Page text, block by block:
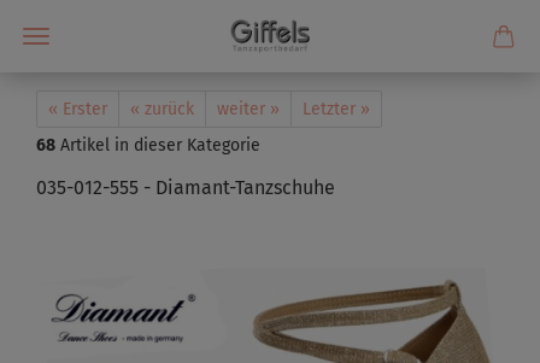
« Erster « zurück weiter »
Letzter »
68 Artikel in dieser Kategorie
035-012-555 - Diamant-Tanzschuhe